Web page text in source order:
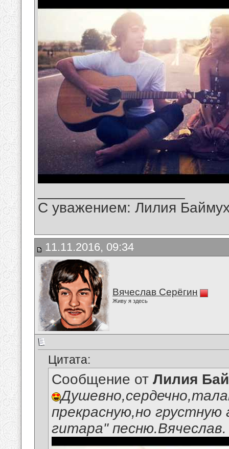
С уважением: Лилия
11.11.2016, 09:34
Вячеслав Серёгин
Живу я здесь
Цитата:
Сообщение от Лилия
прекрасную,но
гитара"